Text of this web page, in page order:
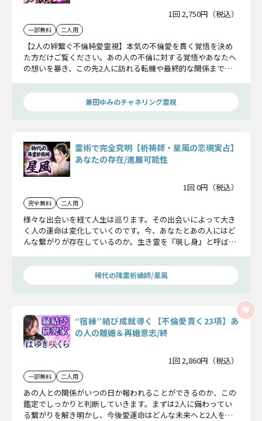
1回 2,750円（税込）
一部無料 二人用
【2人の絆繋ぐ不倫純愛霊視】本気の不倫愛を貫く覚悟を決め
た方だけご覧ください。あの人の不倫に対する覚悟やあなたへ
の想いを暴き、この先2人に訪れる転機や最終的な関係まで全
兼田ゆみのチャネリング霊視
霊術で完全究明【祈祷師・星風の恋現実占】
あなたの存在/進展可能性
1回 0円（税込）
完全無料 二人用
様々な出会いを経て人生は巡ります。その出会いによって大き
く人の運命は変化していくのです。今、あなたとあの人にはど
んな繋がりが存在しているのか。生き霊を『現し身』と呼ばれ
っていきます。
稀代の降霊祈禱師/星風
“宿縁”結び成就導く【不倫愛貫く23項】あ
の人の離婚＆再婚意志/終
1回 2,860円（税込）
一部無料 二人用
あの人との関係がいつの日か報われることができるのか、この
鑑定でしっかりと判断していきます。まずは2人に備わってい
る繋がりを解き明かし、今後愛運命はどんな未来へと2人を導